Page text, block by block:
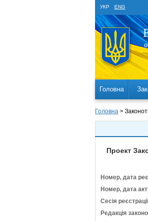
УКР ENG
Головна
Головна >
Проект
Номер, дата
Номер, дата
Сесія
Редакція